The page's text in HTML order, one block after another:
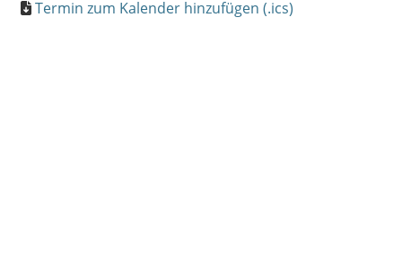
Termin zum Kalender hinzufügen (.ics)